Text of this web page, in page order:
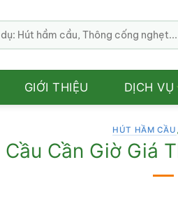
GIỚI THIỆU DỊCH VỤ
HÚT HẦM CẦU ,
Cần Giờ Giá